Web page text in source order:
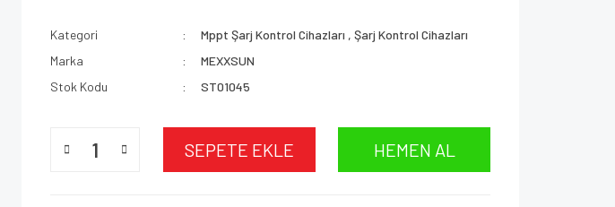
Kategori Mppt Şarj Kontrol Cihazları ,Şarj Kontrol Cihazları
Marka
MEXXSUN
Stok Kodu
ST01045
SEPETE EKLE HEMEN AL